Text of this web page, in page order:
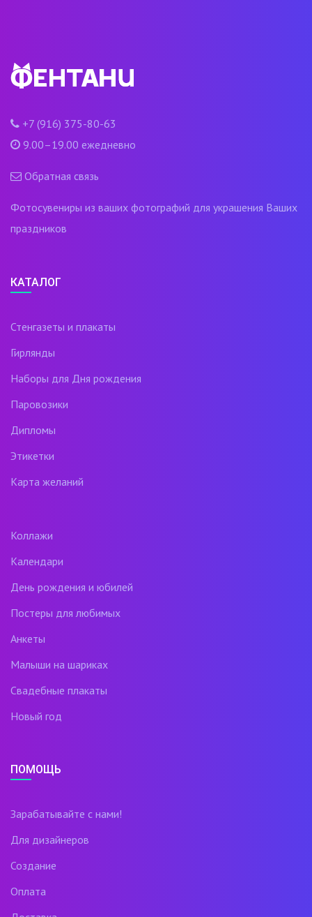
+7 (916) 375-80-63
9.00–19.00 ежедневно
Обратная связь
Фотосувениры из ваших фотографий для украшения Ваших
праздников
КАТАЛОГ
Стенгазеты и плакаты
Гирлянды
Наборы для Дня рождения
Паровозики
Дипломы
Этикетки
Карта желаний
Коллажи
Календари
День рождения и юбилей
Постеры для любимых
Анкеты
Малыши на шариках
Свадебные плакаты
Новый год
ПОМОЩЬ
Зарабатывайте с нами!
Для дизайнеров
Создание
Оплата